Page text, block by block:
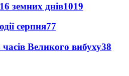
земних днів1019
серпня77
Великого вибуху38